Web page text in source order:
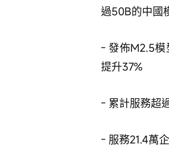
過50B的中國
- 發佈M2.5模
提升37%
- 累計服務超
- 服務21.4萬